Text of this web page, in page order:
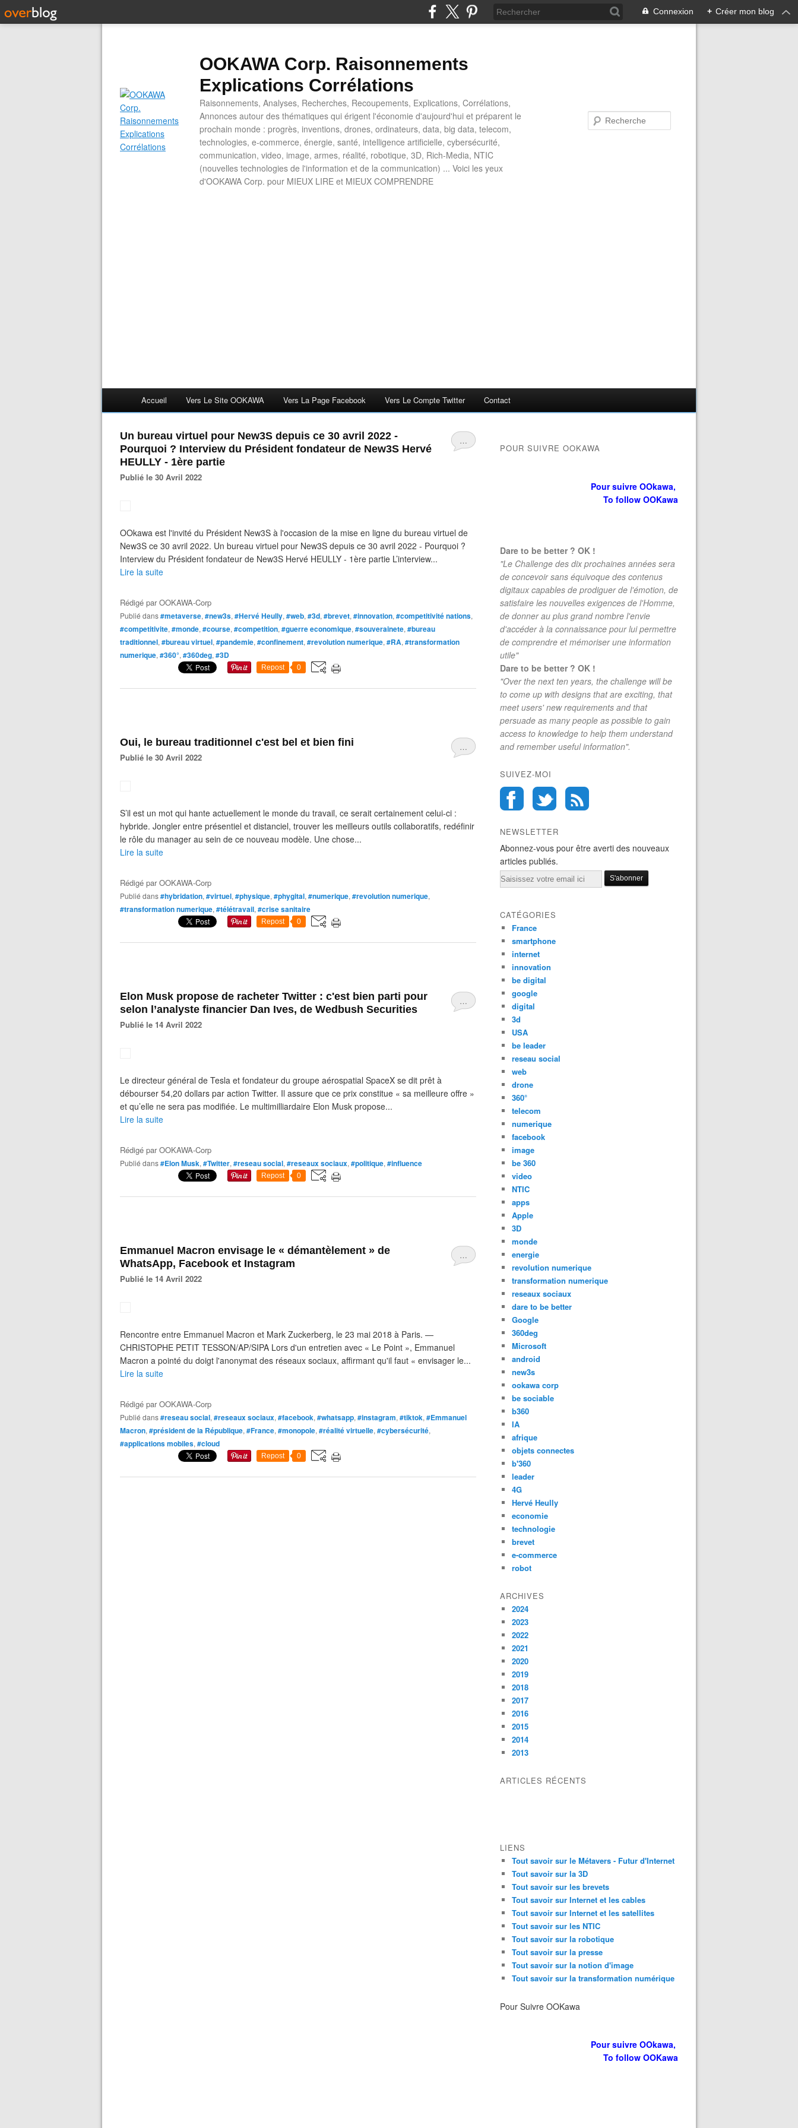
Connexion + Créer mon blog
OOKAWA Corp. Raisonnements
Explications Corrélations
Raisonnements, Analyses, Recherches, Recoupements, Explications, Corrélations,
Annonces autour des thématiques qui érigent l'économie d'aujourd'hui et préparent le
prochain monde : progrès, inventions, drones, ordinateurs, data, big data, telecom,
technologies, e-commerce, énergie, santé, intelligence artificielle, cybersécurité,
communication, video, image, armes, réalité, robotique, 3D, Rich-Media, NTIC
(nouvelles technologies de l'information et de la communication) ... Voici les yeux
d'OOKAWA Corp. pour MIEUX LIRE et MIEUX COMPRENDRE
Accueil Vers Le Site OOKAWA Vers La Page Facebook Vers Le Compte Twitter Contact
…
Un bureau virtuel pour New3S depuis ce 30 avril 2022 -
Pourquoi ? Interview du Président fondateur de New3S Hervé
HEULLY - 1ère partie
Publié le 30 Avril 2022
OOkawa est l'invité du Président New3S à l'occasion de la mise en ligne du bureau virtuel de
New3S ce 30 avril 2022. Un bureau virtuel pour New3S depuis ce 30 avril 2022 - Pourquoi ?
Interview du Président fondateur de New3S Hervé HEULLY - 1ère partie L’interview...
Lire la suite
Rédigé parOOKAWA-Corp
Publié dans#metaverse, #new3s, #Hervé Heully, #web, #3d, #brevet, #innovation, #competitivité nations,
#competitivite, #monde, #course, #competition, #guerre economique, #souverainete, #bureau
traditionnel, #bureau virtuel, #pandemie, #confinement, #revolution numerique, #RA, #transformation
numerique, #360°, #360deg, #3D
Repost 0
…
Oui, le bureau traditionnel c'est bel et bien fini
Publié le 30 Avril 2022
S’il est un mot qui hante actuellement le monde du travail, ce serait certainement celui-ci :
hybride. Jongler entre présentiel et distanciel, trouver les meilleurs outils collaboratifs, redéfinir
le rôle du manager au sein de ce nouveau modèle. Une chose...
Lire la suite
Rédigé parOOKAWA-Corp
Publié dans#hybridation, #virtuel, #physique, #phygital, #numerique, #revolution numerique,
#transformation numerique, #télétravail, #crise sanitaire
Repost 0
…
Elon Musk propose de racheter Twitter : c'est bien parti pour
selon l’analyste financier Dan Ives, de Wedbush Securities
Publié le 14 Avril 2022
Le directeur général de Tesla et fondateur du groupe aérospatial SpaceX se dit prêt à
débourser 54,20 dollars par action Twitter. Il assure que ce prix constitue « sa meilleure offre »
et qu’elle ne sera pas modifiée. Le multimilliardaire Elon Musk propose...
Lire la suite
Rédigé parOOKAWA-Corp
Publié dans#Elon Musk, #Twitter, #reseau social, #reseaux sociaux, #politique, #influence
Repost 0
…
Emmanuel Macron envisage le « démantèlement » de
WhatsApp, Facebook et Instagram
Publié le 14 Avril 2022
Rencontre entre Emmanuel Macron et Mark Zuckerberg, le 23 mai 2018 à Paris. —
CHRISTOPHE PETIT TESSON/AP/SIPA Lors d'un entretien avec « Le Point », Emmanuel
Macron a pointé du doigt l'anonymat des réseaux sociaux, affirmant qu'il faut « envisager le...
Lire la suite
Rédigé parOOKAWA-Corp
Publié dans#reseau social, #reseaux sociaux, #facebook, #whatsapp, #instagram, #tiktok, #Emmanuel
Macron, #président de la République, #France, #monopole, #réalité virtuelle, #cybersécurité,
#applications mobiles, #cloud
Repost 0
POUR SUIVRE OOKAWA
Pour suivre OOkawa,
To follow OOKawa
Dare to be better ? OK !
"Le Challenge des dix prochaines années sera
de concevoir sans équivoque des contenus
digitaux capables de prodiguer de l'émotion, de
satisfaire les nouvelles exigences de l'Homme,
de donner au plus grand nombre l'envie
d'accéder à la connaissance pour lui permettre
de comprendre et mémoriser une information
utile"
Dare to be better ? OK !
"Over the next ten years, the challenge will be
to come up with designs that are exciting, that
meet users' new requirements and that
persuade as many people as possible to gain
access to knowledge to help them understand
and remember useful information".
SUIVEZ-MOI
NEWSLETTER
Abonnez-vous pour être averti des nouveaux
articles publiés.
Email
CATÉGORIES
France
smartphone
internet
innovation
be digital
google
digital
3d
USA
be leader
reseau social
web
drone
360°
telecom
numerique
facebook
image
be 360
video
NTIC
apps
Apple
3D
monde
energie
revolution numerique
transformation numerique
reseaux sociaux
dare to be better
Google
360deg
Microsoft
android
new3s
ookawa corp
be sociable
b360
IA
afrique
objets connectes
b'360
leader
4G
Hervé Heully
economie
technologie
brevet
e-commerce
robot
ARCHIVES
2024
2023
2022
2021
2020
2019
2018
2017
2016
2015
2014
2013
ARTICLES RÉCENTS
LIENS
Tout savoir sur le Métavers - Futur d'Internet
Tout savoir sur la 3D
Tout savoir sur les brevets
Tout savoir sur Internet et les cables
Tout savoir sur Internet et les satellites
Tout savoir sur les NTIC
Tout savoir sur la robotique
Tout savoir sur la presse
Tout savoir sur la notion d'image
Tout savoir sur la transformation numérique
Pour Suivre OOKawa
Pour suivre OOkawa,
To follow OOKawa